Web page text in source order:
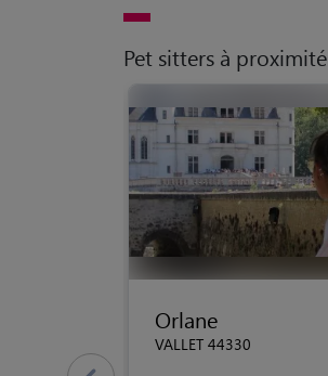
Pet sitters à proximité
Orlane
VALLET 44330